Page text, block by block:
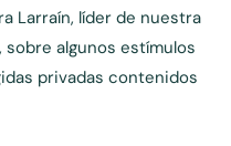
Larraín, líder de nuestra
algunos estímulos
privadas contenidos